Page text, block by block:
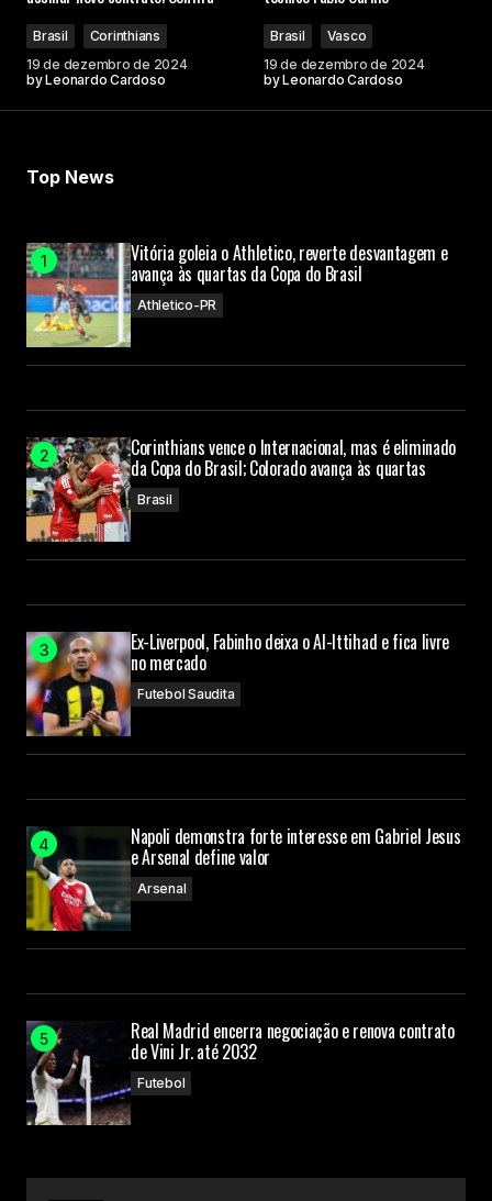
Brasil
Corinthians
19 de dezembro de 2024
byLeonardo Cardoso
Brasil
Vasco
19 de dezembro de 2024
byLeonardo Cardoso
Top News
Vitória goleia o Athletico, reverte desvantagem e
avança às quartas da Copa do Brasil
Athletico-PR
Corinthians vence o Internacional, mas é eliminado
da Copa do Brasil; Colorado avança às quartas
Brasil
Ex-Liverpool, Fabinho deixa o Al-Ittihad e fica livre
no mercado
Futebol Saudita
Napoli demonstra forte interesse em Gabriel Jesus
e Arsenal define valor
Arsenal
Real Madrid encerra negociação e renova contrato
de Vini Jr. até 2032
Futebol